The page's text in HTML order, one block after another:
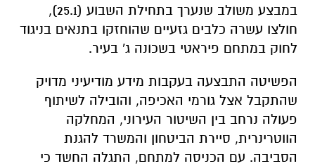
במבצע משולב שנערך בתחילת השבוע (25.1),
חולצו עשרה כלבים גזעיים שהוחזקו בתנאים בניגוד
לחוק במתחם פיראטי בשכונה ג' בעיר.
הפשיטה התבצעה בעקבות מידע מודיעיני מדויק
שהתקבל אצל גורמי האכיפה, והובילה לשיתוף
פעולה נרחב בין השיטור העירוני, המחלקה
הווטרינרית, סיירת הביטחון והמשרד להגנת
הסביבה. עם הכניסה למתחם, התגלה החשד כי